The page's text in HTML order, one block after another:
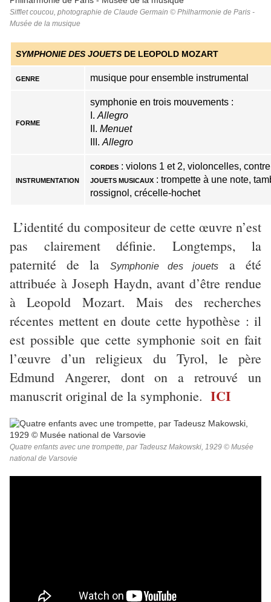
Sifflet coucou, photographie de Claude Germain © Philharmonie de Paris -
Musée de la musique
SYMPHONIE DES JOUETS DE LEOPOLD MOZART
GENRE musique pour ensemble instrumental
FORME
symphonie en trois mouvements :
I. Allegro
II. Menuet
III. Allegro
INSTRUMENTATION
CORDES : violons 1 et 2, violoncelles,
JOUETS MUSICAUX : trompette à une note,
rossignol, crécelle-hochet
L’identité du compositeur de cette œuvre n’est
pas clairement définie. Longtemps, la
paternité de la
Symphonie des jouets
a été
attribuée à Joseph Haydn, avant d’être rendue
à Leopold Mozart. Mais des recherches
récentes mettent en doute cette hypothèse : il
est possible que cette symphonie soit en fait
l’œuvre d’un religieux du Tyrol, le père
Edmund Angerer, dont on a retrouvé un
manuscrit original de la symphonie. ICI
Quatre enfants avec une trompette, par Tadeusz Makowski, 1929 © Musée
national de Varsovie